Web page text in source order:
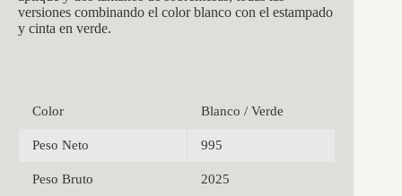
versiones combinando el color blanco con el estampado
y cinta en verde.
Color Blanco / Verde
Peso Neto 995
Peso Bruto 2025